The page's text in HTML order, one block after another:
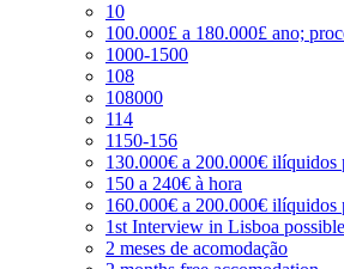
10
100.000£ a 180.000£ ano;
1000-1500
108
108000
114
1150-156
130.000€ a 200.000€ ilíquidos
150 a 240€ à hora
160.000€ a 200.000€ ilíquidos
1st Interview in Lisboa possible
2 meses de acomodação